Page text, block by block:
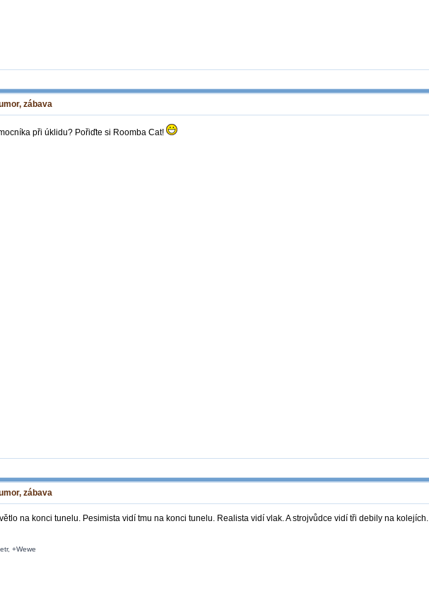
zábava
při úklidu? Pořiďte si Roomba Cat!
zábava
na konci tunelu. Pesimista vidí tmu na konci tunelu. Realista vidí vlak. A strojvůdce vidí tři debily na kolejích.
+Wewe